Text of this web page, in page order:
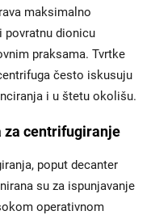
maksimalno
povratnu dionicu
praksama. Tvrtke
često iskusuju
i u štetu okolišu.
za centrifugiranje
poput decanter
su za ispunjavanje
operativnom